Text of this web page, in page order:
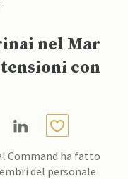
nel Mar
con
Command ha fatto
del personale